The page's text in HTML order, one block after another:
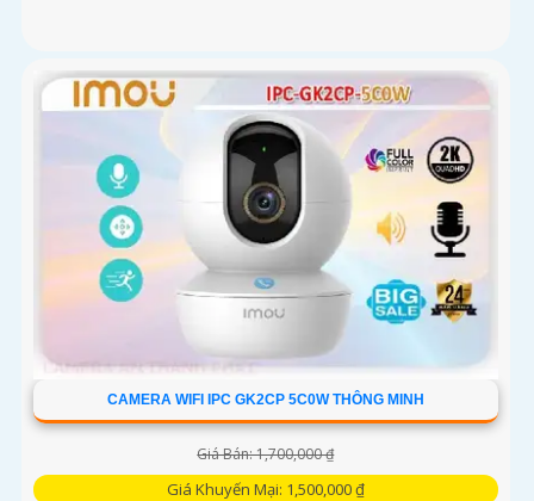
CAMERA WIFI IPC GK2CP 5C0W THÔNG MINH
Giá Bán: 1,700,000 ₫
Giá Khuyến Mại: 1,500,000 ₫